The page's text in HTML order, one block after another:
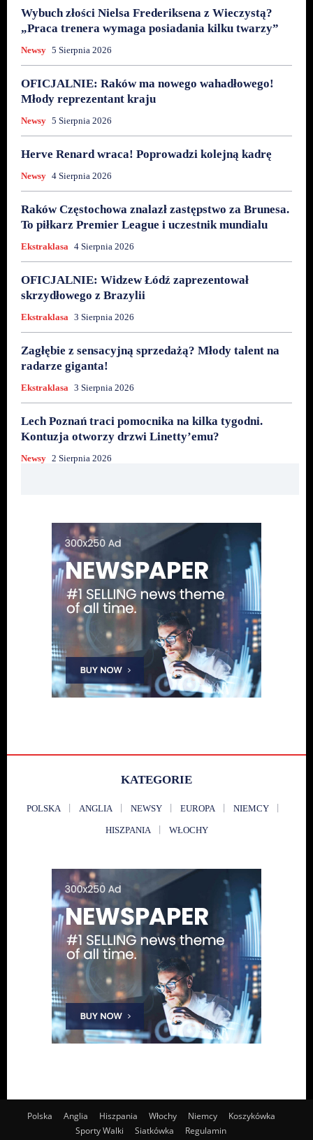
Wybuch złości Nielsa Frederiksena z Wieczystą?
„Praca trenera wymaga posiadania kilku twarzy”
Newsy 5 Sierpnia 2026
OFICJALNIE: Raków ma nowego wahadłowego!
Młody reprezentant kraju
Newsy 5 Sierpnia 2026
Herve Renard wraca! Poprowadzi kolejną kadrę
Newsy 4 Sierpnia 2026
Raków Częstochowa znalazł zastępstwo za Brunesa.
To piłkarz Premier League i uczestnik mundialu
Ekstraklasa 4 Sierpnia 2026
OFICJALNIE: Widzew Łódź zaprezentował
skrzydłowego z Brazylii
Ekstraklasa 3 Sierpnia 2026
Zagłębie z sensacyjną sprzedażą? Młody talent na
radarze giganta!
Ekstraklasa 3 Sierpnia 2026
Lech Poznań traci pomocnika na kilka tygodni.
Kontuzja otworzy drzwi Linetty’emu?
Newsy 2 Sierpnia 2026
KATEGORIE
POLSKA ANGLIA NEWSY EUROPA NIEMCY
HISZPANIA WŁOCHY
Polska Anglia Hiszpania Włochy Niemcy
Koszykówka
Sporty Walki
Siatkówka
Regulamin